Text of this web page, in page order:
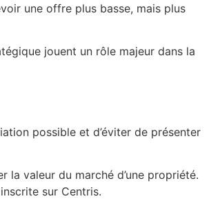
une offre plus basse, mais plus
jouent un rôle majeur dans la
possible et d’éviter de présenter
valeur du marché d’une propriété.
sur Centris.